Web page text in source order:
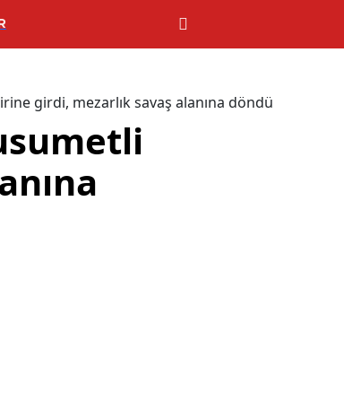
girdi, mezarlık savaş alanına döndü